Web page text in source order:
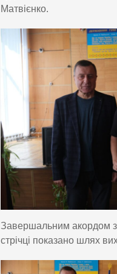
Матвієнко.
Завершальним акордом
стрічці показано шлях